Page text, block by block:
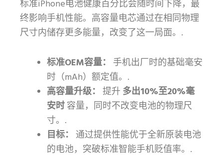
标准iPhone电池健康百分比会随时间下降，最
终影响手机性能。高容量电芯通过在相同物理
尺寸内储存更多能量，改变了这一局面。.
标准OEM容量： 手机出厂时的基础毫安
时（mAh）额定值。.
高容量升级： 提升 多出10%至20%毫
安时容量，同时不改变电池的物理尺
寸。.
目标： 通过提供性能优于全新原装电池
的电池，突破标准智能手机贬值率。.